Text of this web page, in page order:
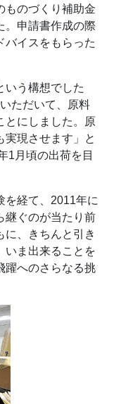
ものづくり補助金
。申請書作成の際
バイスをもらった
いう構想でした
ただいて、原料
とにしました。原
実現させます」と
1月頃の出荷を目
を経て、2011年に
継ぐのが当たり前
に、きちんと引き
いま出来ることを
躍へのさらなる挑